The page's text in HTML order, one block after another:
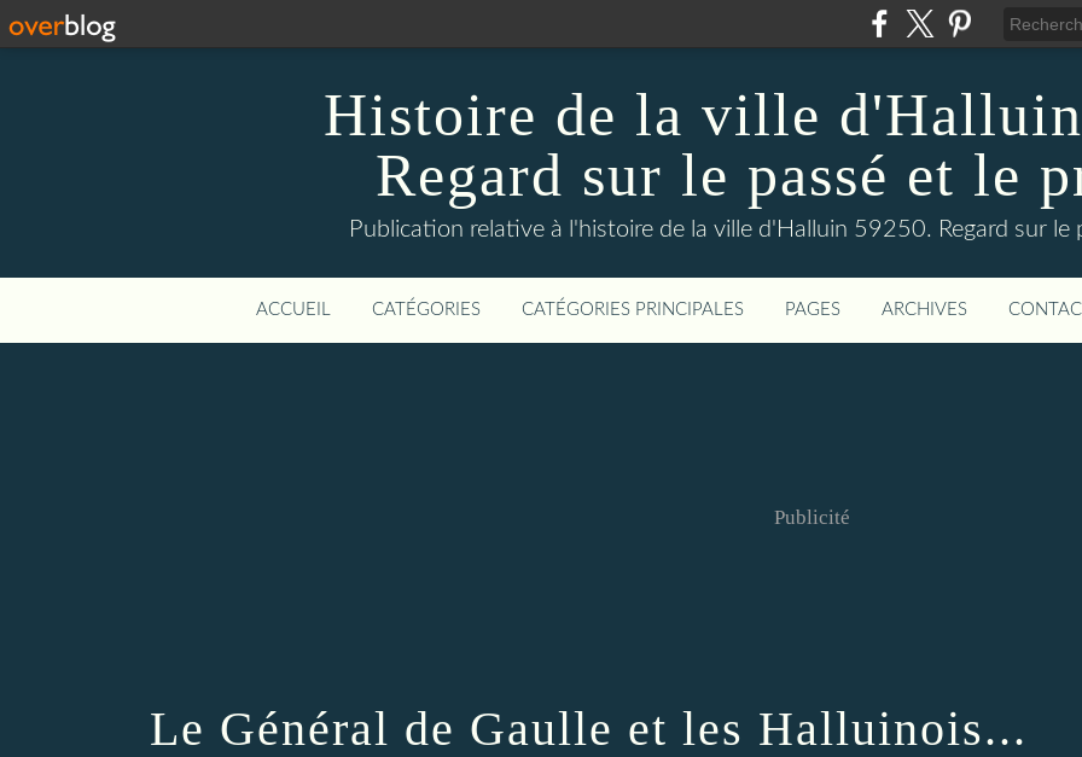
Histoire de la ville
Regard sur le passé et le
Publication relative à l'histoire de la ville d'Halluin 59250. Regard sur le
ACCUEIL CATÉGORIES CATÉGORIES PRINCIPALES PAGES ARCHIVES
Publicité
Le Général de Gaulle et les Halluinois...